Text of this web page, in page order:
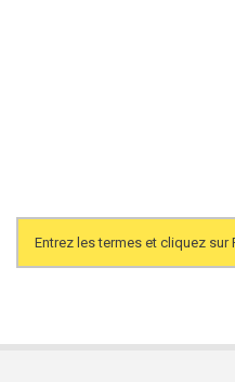
Search form